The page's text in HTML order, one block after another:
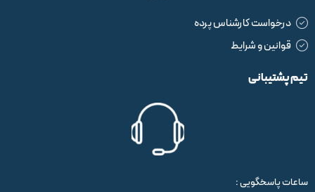
درخواست کارشناس پرده
قوانین و شرایط
تیم پشتیبانی
ساعات پاسخگویی :